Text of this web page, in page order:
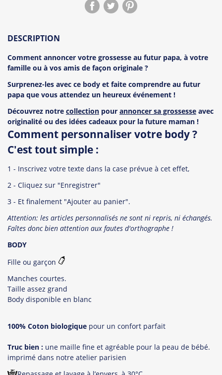
DESCRIPTION
Comment annoncer votre grossesse au futur papa, à votre
famille ou à vos amis de façon originale ?
Surprenez-les avec ce body et faite comprendre au futur
papa que vous attendez un heureux événement !
Découvrez notre collection pour annoncer sa grossesse avec
originalité ou des idées cadeaux pour la future maman !
Comment personnaliser votre body ?
C'est tout simple :
1 - Inscrivez votre texte dans la case prévue à cet effet,
2 - Cliquez sur "Enregistrer"
3 - Et finalement "Ajouter au panier".
Attention: les articles personnalisés ne sont ni repris, ni échangés.
Faîtes donc bien attention aux fautes d'orthographe !
BODY
Fille ou garçon
Manches courtes.
Taille assez grand
Body disponible en blanc
100% Coton biologique pour un confort parfait
Truc bien : une maille fine et agréable pour la peau de bébé.
imprimé dans notre atelier parisien